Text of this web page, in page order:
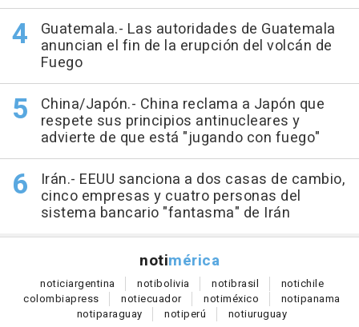
Guatemala.- Las autoridades de Guatemala
anuncian el fin de la erupción del volcán de
Fuego
China/Japón.- China reclama a Japón que
respete sus principios antinucleares y
advierte de que está "jugando con fuego"
Irán.- EEUU sanciona a dos casas de cambio,
cinco empresas y cuatro personas del
sistema bancario "fantasma" de Irán
notimérica
noticiargentina notibolivia notibrasil notichile
colombiapress notiecuador notiméxico notipanama
notiparaguay notiperú notiuruguay